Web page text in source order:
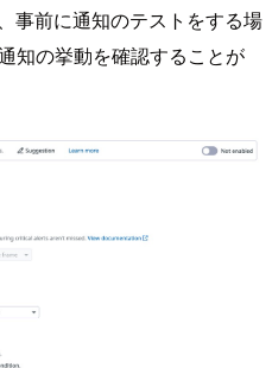
事前に通知のテストをする場
知の挙動を確認することが